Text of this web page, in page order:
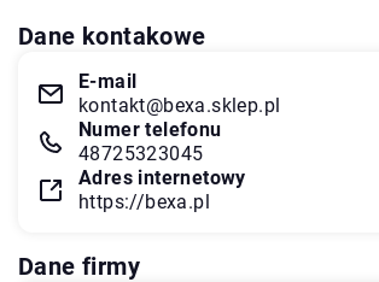
Dane kontakowe
E-mail
kontakt@bexa.sklep.pl
Numer telefonu
48725323045
Adres internetowy
https://bexa.pl
Dane firmy